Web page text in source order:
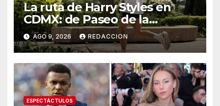
La ruta de Harry Styles en
CDMX: de Paseo de la
Reforma a los tacos en la
Roma
AGO 9, 2026 REDACCION
ESPECTÁCTULOS